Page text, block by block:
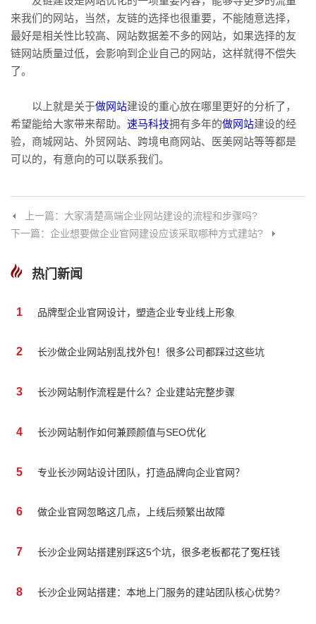
来我们的网站，当然，友链的选择也很重要，不能随意选择，
最好是相关性比较高、网站数据差不多的网站，如果选择的友
链网站质量过低，会影响到企业自己的网站，这样就得不偿失
了。
以上就是关于做网站建设的重心放在哪里更好的分析了，
希望能给大家带来帮助。 速马科技拥有多年的做网站建设的经
验，商城网站、外贸网站、跨境电商网站、医美网站等等都是
可以的，有意向的可以联系我们。
上一篇：大家清楚高端企业网站建设的流程和步骤吗?
下一篇：企业想要做企业官网建设应该采取哪种方式建站?
热门新闻
1 品牌型企业官网设计，塑造企业专业线上形象
2 长沙做企业网站别乱找外包！很多公司都踩过这些坑
3 长沙网站制作流程是什么？企业建站完整步骤
4 长沙网站制作如何兼顾颜值与SEO优化
5 专业长沙网站设计团队，打造品牌向企业官网？
6 做企业官网忽略这几点，上线后频繁出故障
7 长沙企业网站搭建别踩这5个坑，很多老板都花了冤枉钱
8 长沙企业网站搭建：本地上门服务的建站团队核心优势?